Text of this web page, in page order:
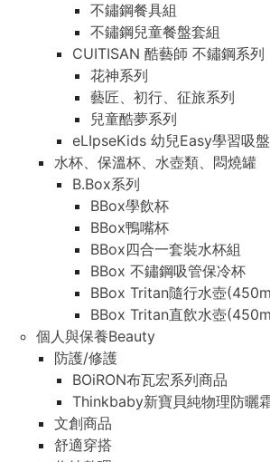
不鏽鋼餐具組
不鏽鋼兒童餐盤套組
CUITISAN 酷藝師 不鏽鋼系列
花神系列
藝匠、初行、征旅系列
兒童酷夢系列
eLIpseKids 幼兒Easy學習吸
水杯、保溫杯、水壺類、悶燒罐
B.Box系列
BBox學飲杯
BBox鴨嘴杯
BBox四合一套裝水杯組
BBox 不鏽鋼吸管保冷杯
BBox Tritan隨行水壺
BBox Tritan直飲水壺
個人與保養Beauty
防護/修護
BOiRON布瓦宏系列商品
Thinkbaby新寶貝純物理防曬
文創商品
舒適穿搭